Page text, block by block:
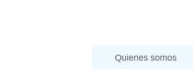
Quienes somos